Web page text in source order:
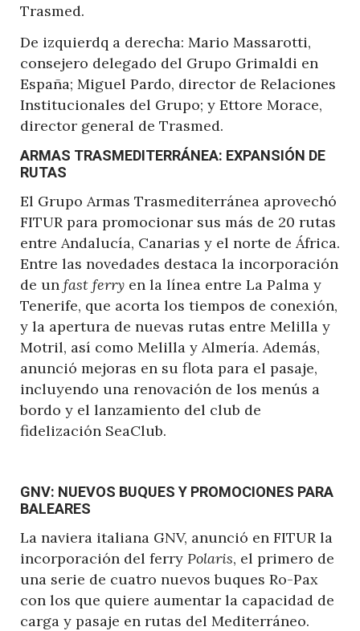
De izquierdq a derecha: Mario Massarotti,
consejero delegado del Grupo Grimaldi en
España; Miguel Pardo, director de Relaciones
Institucionales del Grupo; y Ettore Morace,
director general de Trasmed.
ARMAS TRASMEDITERRÁNEA: EXPANSIÓN DE
RUTAS
El Grupo Armas Trasmediterránea aprovechó
FITUR para promocionar sus más de 20 rutas
entre Andalucía, Canarias y el norte de África.
Entre las novedades destaca la incorporación
de un fast ferry en la línea entre La Palma y
Tenerife, que acorta los tiempos de conexión,
y la apertura de nuevas rutas entre Melilla y
Motril, así como Melilla y Almería. Además,
anunció mejoras en su flota para el pasaje,
incluyendo una renovación de los menús a
bordo y el lanzamiento del club de
fidelización SeaClub.
GNV: NUEVOS BUQUES Y PROMOCIONES PARA
BALEARES
La naviera italiana GNV, anunció en FITUR la
incorporación del ferry Polaris, el primero de
una serie de cuatro nuevos buques Ro-Pax
con los que quiere aumentar la capacidad de
carga y pasaje en rutas del Mediterráneo.